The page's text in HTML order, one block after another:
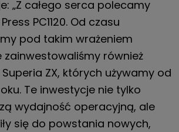
„Z całego serca polecamy
PC1120. Od czasu
pod takim wrażeniem
zainwestowaliśmy również
ZX, których używamy od
Te inwestycje nie tylko
wydajność operacyjną, ale
się do powstania nowych,